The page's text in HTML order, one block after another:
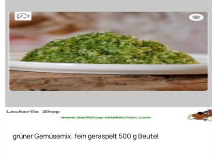
grüner Gemüsemix, fein geraspelt 500 g Beutel